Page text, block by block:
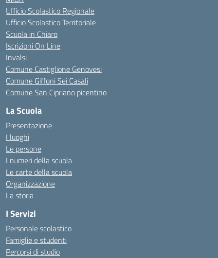
Ufficio Scolastico Regionale
Ufficio Scolastico Territoriale
Scuola in Chiaro
Iscrizioni On Line
Invalsi
Comune Castiglione Genovesi
Comune Giffoni Sei Casali
Comune San Cipriano picentino
La Scuola
Presentazione
I luoghi
Le persone
I numeri della scuola
Le carte della scuola
Organizzazione
La storia
I Servizi
Personale scolastico
Famiglie e studenti
Percorsi di studio